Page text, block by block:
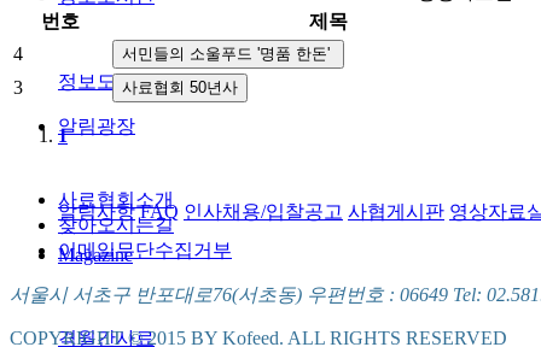
정보도서관
알림광장
알림사항 FAQ 인사채용/입찰공고 사협게시판 영상자료
Magazine
격월간사료
번호
제목
4
3
1
사료협회소개
찾아오시는길
이메일무단수집거부
서울시 서초구 반포대로76(서초동) 우편번호 : 06649 Tel:
COPYRIGHT © 2015 BY Kofeed. ALL RIGHTS RESERVED